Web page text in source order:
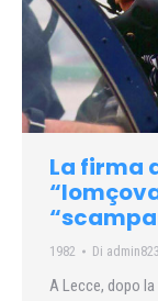
La firma
1982 Di
A Lecce, dopo